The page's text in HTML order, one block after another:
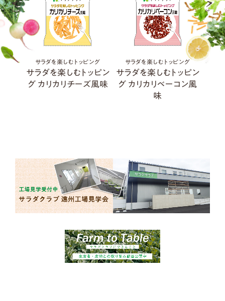
Previous
サラダを楽しむトッピング
サラダを楽しむトッピン
グ カリカリチーズ風味
サラダを楽しむトッピング
サラダを楽しむトッピン
グ カリカリベーコン風
味
Next